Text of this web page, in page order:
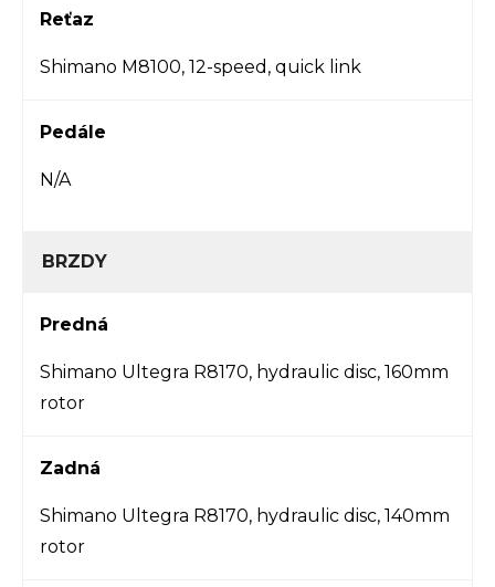
Reťaz
Shimano M8100, 12-speed, quick link
Pedále
N/A
BRZDY
Predná
Shimano Ultegra R8170, hydraulic disc, 160mm
rotor
Zadná
Shimano Ultegra R8170, hydraulic disc, 140mm
rotor